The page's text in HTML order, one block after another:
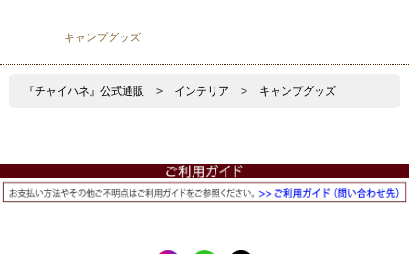
キャンプグッズ
『チャイハネ』公式通販 > インテリア > キャンプグッズ